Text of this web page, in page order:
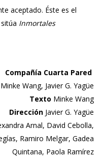
aceptado. Éste es el
Inmortales
Compañía Cuarta Pared
Minke Wang, Javier G. Yagüe
Texto Minke Wang
Dirección Javier G. Yagüe
Arnal, David Cebolla,
Ramiro Melgar, Gadea
Quintana, Paola Ramírez